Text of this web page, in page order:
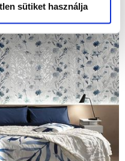
sütiket használja